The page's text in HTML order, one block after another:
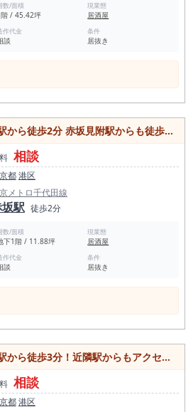
数/面積
/ 45.42坪
現業態
居酒屋
作代金
談
条件
居抜き
2分 赤坂見附駅からも徒歩6分！飲食業種相談○居抜き物件
相談
都港区
メトロ千代田線
駅 徒歩2分
数/面積
下1階 / 11.88坪
現業態
居酒屋
作代金
談
条件
居抜き
近隣駅からもアクセス可能！新橋西口通りすぐの葉華街エリア 新築店舗物件
相談
都港区